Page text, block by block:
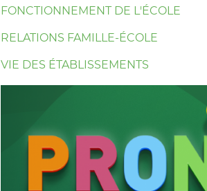
FONCTIONNEMENT DE L'ÉCOLE
RELATIONS FAMILLE-ÉCOLE
VIE DES ÉTABLISSEMENTS